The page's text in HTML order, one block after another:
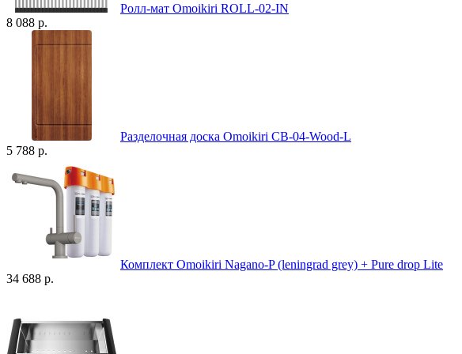
Ролл-мат Omoikiri ROLL-02-IN
8 088 р.
Разделочная доска Omoikiri CB-04-Wood-L
5 788 р.
Комплект Omoikiri Nagano-P (leningrad grey) + Pure drop Lite
34 688 р.